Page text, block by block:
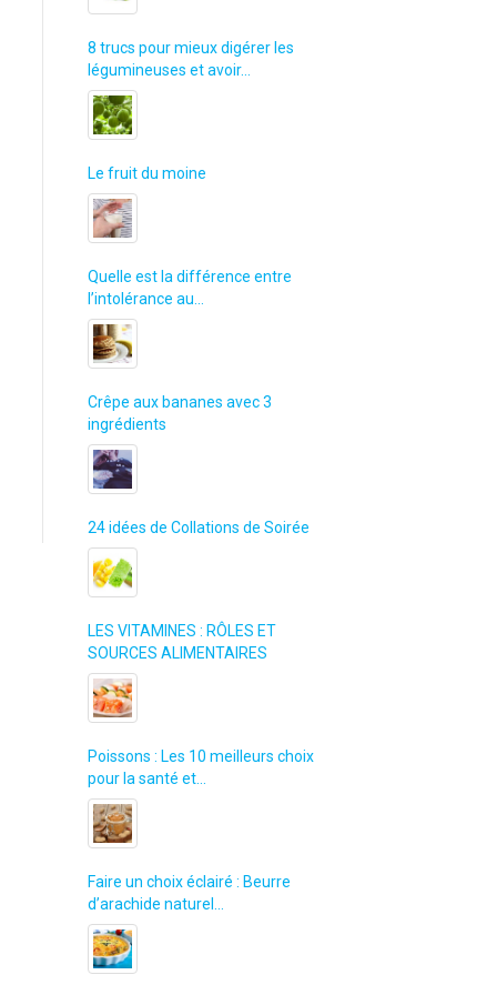
8 trucs pour mieux digérer les
légumineuses et avoir…
Le fruit du moine
Quelle est la différence entre
l’intolérance au…
Crêpe aux bananes avec 3
ingrédients
24 idées de Collations de Soirée
LES VITAMINES : RÔLES ET
SOURCES ALIMENTAIRES
Poissons : Les 10 meilleurs choix
pour la santé et…
Faire un choix éclairé : Beurre
d’arachide naturel…